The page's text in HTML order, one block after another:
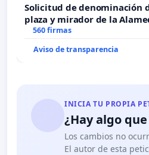
Solicitud de denominación
plaza y mirador de la
recuerdo de Javier Vallejo
560 firmas
Aviso de transparencia
INICIA TU PROPIA
¿Hay algo
Los cambios no
El autor de esta